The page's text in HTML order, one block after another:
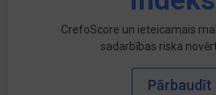
CrefoScore un ieteicamais
sadarbības riska
Pārbaudīt